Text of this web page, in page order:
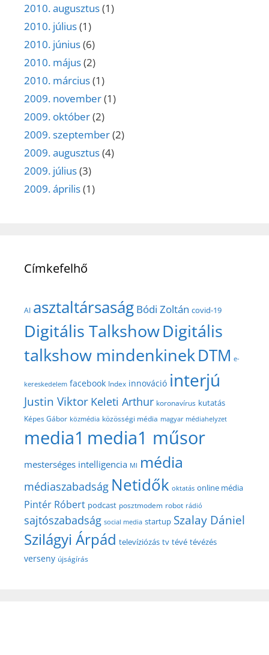
2010. augusztus(1)
2010. július(1)
2010. június(6)
2010. május(2)
2010. március(1)
2009. november(1)
2009. október(2)
2009. szeptember(2)
2009. augusztus(4)
2009. július(3)
2009. április(1)
Címkefelhő
AI asztaltársaság Bódi Zoltán covid-19
Digitális TalkshowDigitális
talkshow mindenkinekDTM e-
kereskedelem facebook Index innováció interjú
Justin Viktor Keleti Arthur koronavírus kutatás
Képes Gábor közmédia közösségi média magyar médiahelyzet
media1 media1 műsor
mesterséges intelligencia MI média
médiaszabadság Netidők oktatás online média
Pintér Róbert podcast posztmodem robot rádió
sajtószabadság social media startup Szalay Dániel
Szilágyi Árpád televíziózás tv tévé tévézés
verseny újságírás